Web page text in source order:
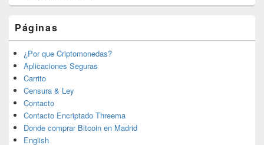
Páginas
¿Por que Criptomonedas?
Aplicaciones Seguras
Carrito
Censura & Ley
Contacto
Contacto Encriptado Threema
Donde comprar Bitcoin en Madrid
English